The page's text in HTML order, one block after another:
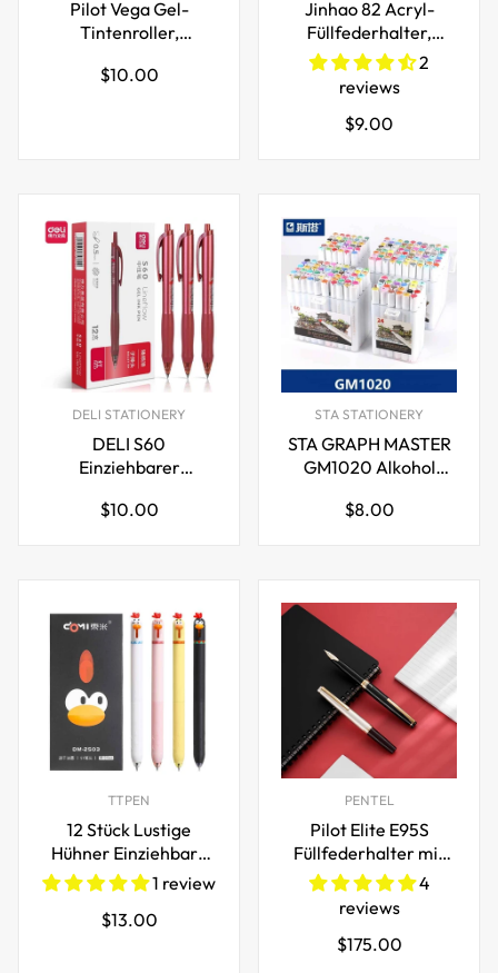
Pilot Vega Gel-
Tintenroller,
Regulärer
$10.00
Jinhao 82 Acryl-
Füllfederhalter,
Iridium-Feder, Gold-
Silber-Besatz
2
reviews
Regulärer
$9.00
DELI STATIONERY
DELI S60
Einziehbarer
mm feine Spitze, 12
Regulärer
$10.00
STA STATIONERY
STA GRAPH MASTER
GM1020 Alkohol
12/24/36/48/60/80/108
Regulärer
$8.00
TTPEN
12 Stück Lustige
Hühner Einziehbare
Gelstifte 0,5 mm
Schwarze Tinte
1 review
Regulärer
$13.00
PENTEL
Pilot Elite E95S
Füllfederhalter mit
Tinte Geschenkbox
14k Goldfeder
4
reviews
Regulärer
$175.00